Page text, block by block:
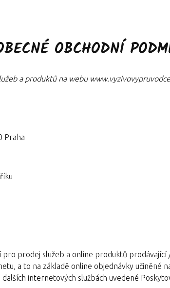
OBCHODNÍ
a produktů na webu
Praha
prodej služeb a online produktů prodávající
a to na základě online objednávky učiněné
internetových službách uvedené